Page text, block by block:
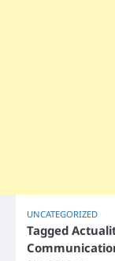
UNCATEGORIZED
Tagged